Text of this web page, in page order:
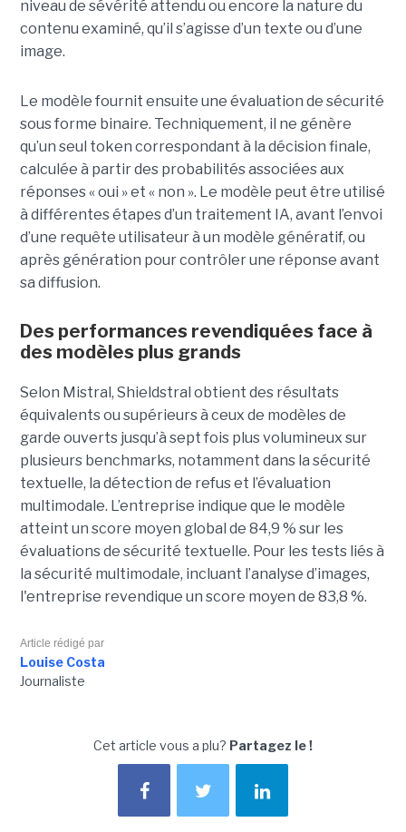
niveau de sévérité attendu ou encore la nature du
contenu examiné, qu’il s’agisse d’un texte ou d’une
image.
Le modèle fournit ensuite une évaluation de sécurité
sous forme binaire. Techniquement, il ne génère
qu’un seul token correspondant à la décision finale,
calculée à partir des probabilités associées aux
réponses « oui » et « non ». Le modèle peut être utilisé
à différentes étapes d’un traitement IA, avant l’envoi
d’une requête utilisateur à un modèle génératif, ou
après génération pour contrôler une réponse avant
sa diffusion.
Des performances revendiquées face à
des modèles plus grands
Selon Mistral, Shieldstral obtient des résultats
équivalents ou supérieurs à ceux de modèles de
garde ouverts jusqu’à sept fois plus volumineux sur
plusieurs benchmarks, notamment dans la sécurité
textuelle, la détection de refus et l’évaluation
multimodale. L’entreprise indique que le modèle
atteint un score moyen global de 84,9 % sur les
évaluations de sécurité textuelle. Pour les tests liés à
la sécurité multimodale, incluant l’analyse d’images,
l'entreprise revendique un score moyen de 83,8 %.
Article rédigé par
Louise Costa
Journaliste
Cet article vous a plu? Partagez le !